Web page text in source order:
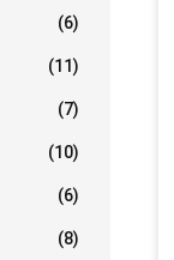
(6)
(11)
(7)
(10)
(6)
(8)